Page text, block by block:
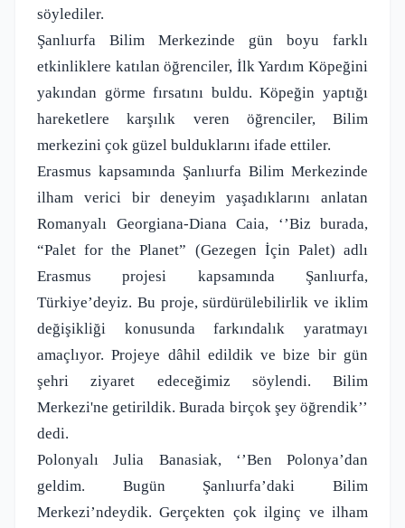
söylediler.
Şanlıurfa Bilim Merkezinde gün boyu farklı
etkinliklere katılan öğrenciler, İlk Yardım Köpeğini
yakından görme fırsatını buldu. Köpeğin yaptığı
hareketlere karşılık veren öğrenciler, Bilim
merkezini çok güzel bulduklarını ifade ettiler.
Erasmus kapsamında Şanlıurfa Bilim Merkezinde
ilham verici bir deneyim yaşadıklarını anlatan
Romanyalı Georgiana-Diana Caia, ‘’Biz burada,
“Palet for the Planet” (Gezegen İçin Palet) adlı
Erasmus projesi kapsamında Şanlıurfa,
Türkiye’deyiz. Bu proje, sürdürülebilirlik ve iklim
değişikliği konusunda farkındalık yaratmayı
amaçlıyor. Projeye dâhil edildik ve bize bir gün
şehri ziyaret edeceğimiz söylendi. Bilim
Merkezi'ne getirildik. Burada birçok şey öğrendik’’
dedi.
Polonyalı Julia Banasiak, ‘’Ben Polonya’dan
geldim. Bugün Şanlıurfa’daki Bilim
Merkezi’ndeydik. Gerçekten çok ilginç ve ilham